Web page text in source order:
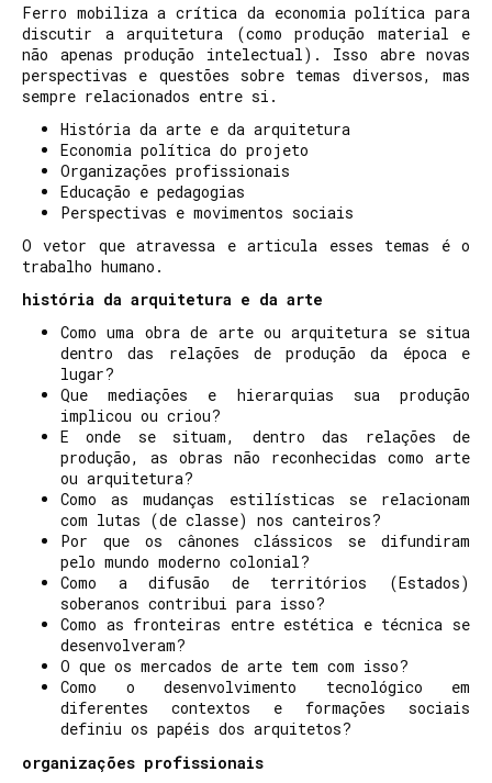
Ferro mobiliza a crítica da economia política para
discutir a arquitetura (como produção material e
não apenas produção intelectual). Isso abre novas
perspectivas e questões sobre temas diversos, mas
sempre relacionados entre si.
História da arte e da arquitetura
Economia política do projeto
Organizações profissionais
Educação e pedagogias
Perspectivas e movimentos sociais
O vetor que atravessa e articula esses temas é o
trabalho humano.
história da arquitetura e da arte
Como uma obra de arte ou arquitetura se situa
dentro das relações de produção da época e
lugar?
Que mediações e hierarquias sua produção
implicou ou criou?
E onde se situam, dentro das relações de
produção, as obras não reconhecidas como arte
ou arquitetura?
Como as mudanças estilísticas se relacionam
com lutas (de classe) nos canteiros?
Por que os cânones clássicos se difundiram
pelo mundo moderno colonial?
Como a difusão de territórios (Estados)
soberanos contribui para isso?
Como as fronteiras entre estética e técnica se
desenvolveram?
O que os mercados de arte tem com isso?
Como o desenvolvimento tecnológico em
diferentes contextos e formações sociais
definiu os papéis dos arquitetos?
organizações profissionais